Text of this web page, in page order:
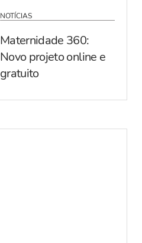
NOTÍCIAS
Maternidade 360:
Novo projeto online e
gratuito